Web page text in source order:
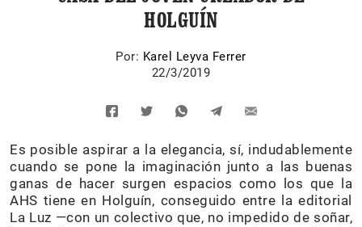
HOLGUÍN
Por: Karel Leyva Ferrer
22/3/2019
Es posible aspirar a la elegancia, sí, indudablemente
cuando se pone la imaginación junto a las buenas
ganas de hacer surgen espacios como los que la
AHS tiene en Holguín, conseguido entre la editorial
La Luz —con un colectivo que, no impedido de soñar,